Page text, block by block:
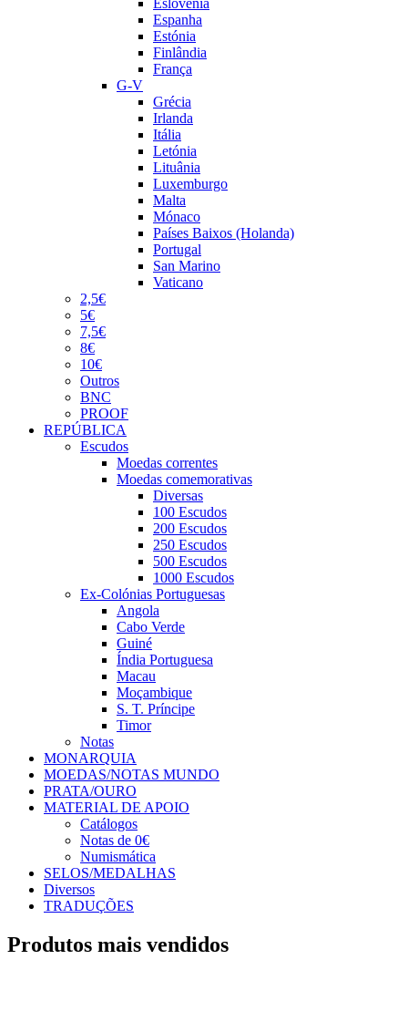
Espanha
Estónia
Finlândia
França
G-V
Grécia
Irlanda
Itália
Letónia
Lituânia
Luxemburgo
Malta
Mónaco
Países Baixos (Holanda)
Portugal
San Marino
Vaticano
2,5€
5€
7,5€
8€
10€
Outros
BNC
PROOF
REPÚBLICA
Escudos
Moedas correntes
Moedas comemorativas
Diversas
100 Escudos
200 Escudos
250 Escudos
500 Escudos
1000 Escudos
Ex-Colónias Portuguesas
Angola
Cabo Verde
Guiné
Índia Portuguesa
Macau
Moçambique
S. T. Príncipe
Timor
Notas
MONARQUIA
MOEDAS/NOTAS MUNDO
PRATA/OURO
MATERIAL DE APOIO
Catálogos
Notas de 0€
Numismática
SELOS/MEDALHAS
Diversos
TRADUÇÕES
Produtos mais vendidos